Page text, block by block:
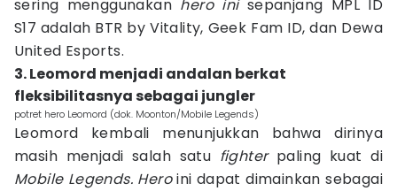
sering menggunakan hero ini sepanjang MPL ID
S17 adalah BTR by Vitality, Geek Fam ID, dan Dewa
United Esports.
3. Leomord menjadi andalan berkat
fleksibilitasnya sebagai jungler
potret hero Leomord (dok. Moonton/Mobile Legends)
Leomord kembali menunjukkan bahwa dirinya
masih menjadi salah satu fighter paling kuat di
Mobile Legends. Heroini dapat dimainkan sebagai